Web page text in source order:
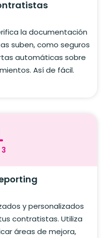
la documentación
suben, como seguros
automáticas sobre
Así de fácil.
y personalizados
contratistas. Utiliza
áreas de mejora,